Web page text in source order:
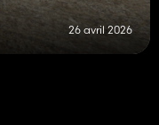
26 avril 2026